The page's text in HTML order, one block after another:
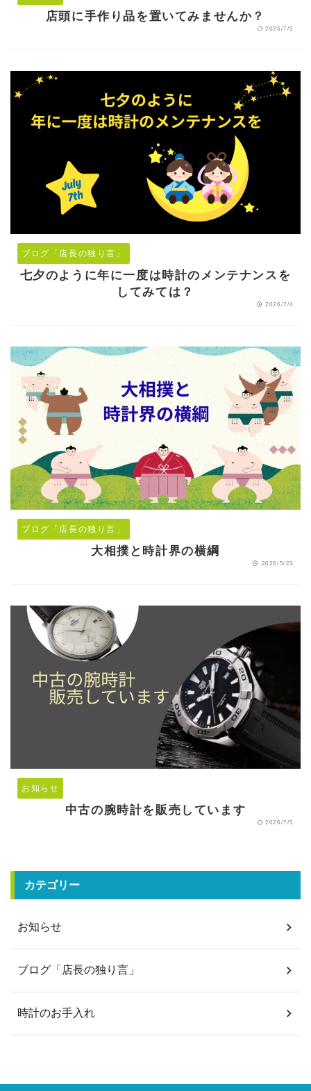
店頭に手作り品を置いてみませんか？
2026/7/5
ブログ「店長の独り言」
七夕のように年に一度は時計のメンテナンスを
してみては？
2026/7/4
ブログ「店長の独り言」
大相撲と時計界の横綱
2026/5/23
お知らせ
中古の腕時計を販売しています
2026/7/5
カテゴリー
お知らせ
ブログ「店長の独り言」
時計のお手入れ